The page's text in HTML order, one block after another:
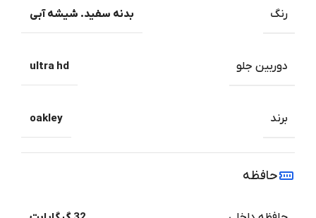
رنگ بدنه سفید. شیشه آبی
دوربین جلو ultra hd
برند oakley
حافظه